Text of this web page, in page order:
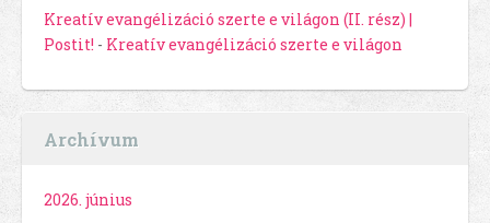
Kreatív evangélizáció szerte e világon (II. rész) |
Postit! - Kreatív evangélizáció szerte e világon
Archívum
2026. június